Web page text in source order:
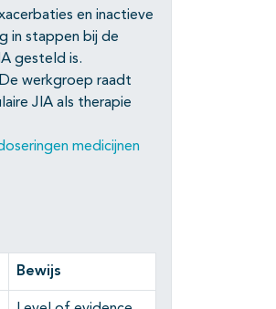
en inactieve
in stappen bij de
gesteld is.
werkgroep raadt
JIA als therapie
medicijnen
Bewijs